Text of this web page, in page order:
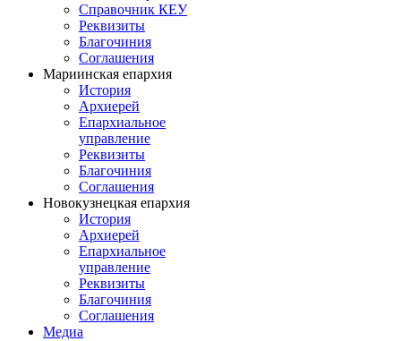
Справочник КЕУ
Реквизиты
Благочиния
Соглашения
Мариинская епархия
История
Архиерей
Епархиальное
управление
Реквизиты
Благочиния
Соглашения
Новокузнецкая епархия
История
Архиерей
Епархиальное
управление
Реквизиты
Благочиния
Соглашения
Медиа